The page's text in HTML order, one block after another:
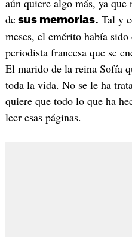
aún quiere algo más, ya
desus memorias. Tal y
meses, el emérito había
periodista francesa que se
El marido de la reina Sofía
toda la vida. No se le ha
quiere que todo lo que ha
leer esas páginas.